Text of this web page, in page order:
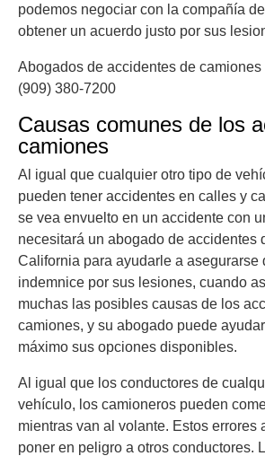
podemos negociar con la compañía
obtener un acuerdo justo por sus
Abogados de accidentes de camiones
(909) 380-7200
Causas comunes de los
camiones
Al igual que cualquier otro tipo de
pueden tener accidentes en calles y
se vea envuelto en un accidente con
necesitará un abogado de accidentes
California para ayudarle a asegurarse
indemnice por sus lesiones, cuando
muchas las posibles causas de los
camiones, y su abogado puede
máximo sus opciones disponibles.
Al igual que los conductores de
vehículo, los camioneros pueden
mientras van al volante. Estos errores
poner en peligro a otros conductores.